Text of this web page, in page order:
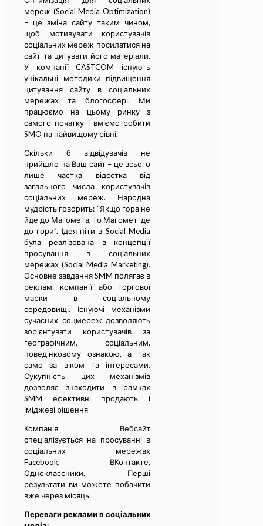
мереж (Social Media Optimization)
– це зміна сайту таким чином,
щоб мотивувати користувачів
соціальних мереж посилатися на
сайт та цитувати його матеріали.
У компанії CASTCOM існують
унікальні методики підвищення
цитування сайту в соціальних
мережах та блогосфері. Ми
працюємо на цьому ринку з
самого початку і вміємо робити
SMO на найвищому рівні.
Скільки б відвідувачів не
прийшло на Ваш сайт – це всього
лише частка відсотка від
загального числа користувачів
соціальних мереж. Народна
мудрість говорить: “Якщо гора не
йде до Магомета, то Магомет іде
до гори”. Ідея піти в Social Media
була реалізована в концепції
просування в соціальних
мережах (Social Media Marketing).
Основне завдання SMM полягає в
рекламі компанії або торгової
марки в соціальному
середовищі. Існуючі механізми
сучасних соцмереж дозволяють
зорієнтувати користувачів за
географічним, соціальним,
поведінковому ознакою, а так
само за віком та інтересами.
Сукупність цих механізмів
дозволяє знаходити в рамках
SMM ефективні продають і
іміджеві рішення
Компанія Вебсайт
спеціалізується на просуванні в
соціальних мережах
Facebook, ВКонтакте,
Одноклассники. Перші
результати ви можете побачити
вже через місяць.
Переваги реклами в соціальних